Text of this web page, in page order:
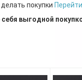
покупки
выгодной